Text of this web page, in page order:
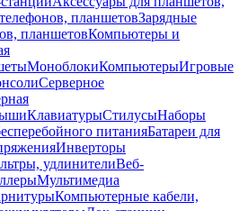
планшетовЗарядные
планшетовКомпьютеры и
МоноблокиКомпьютерыИгровые
Серверное
КлавиатурыСтилусыНаборы
питанияБатареи для
Инверторы
удлинителиВеб-
Мультимедиа
Компьютерные кабели,